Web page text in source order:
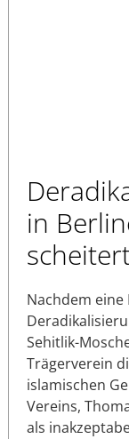
in
Nachdem
Sehitlik-
Trägerverein
islamischen
Vereins,
als